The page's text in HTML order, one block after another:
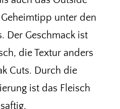
unter den
Der Geschmack ist
die Textur anders
Cuts. Durch die
ist das Fleisch